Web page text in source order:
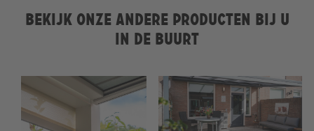
Bekijk onze andere producten bij u
in de buurt